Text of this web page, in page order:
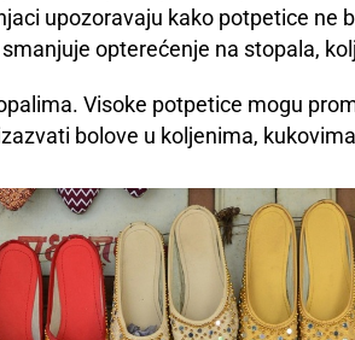
upozoravaju kako potpetice ne
opterećenje na stopala,
Visoke potpetice mogu
bolove u koljenima,